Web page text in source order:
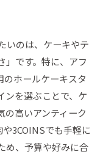
いのは、ケーキやテ
」です。特に、アフ
のホールケーキスタ
ンを選ぶことで、ケ
の高いアンティーク
3COINSでも手軽に
め、予算や好みに合